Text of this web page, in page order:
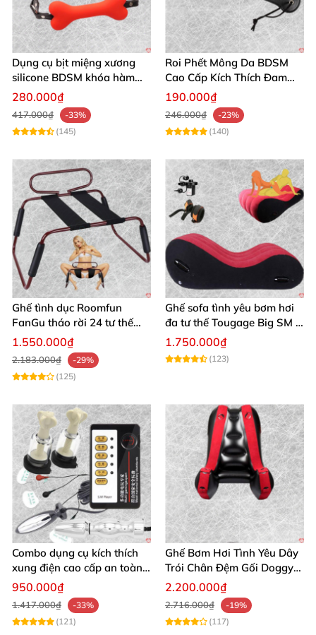
Dụng cụ bịt miệng xương
silicone BDSM khóa hàm
kích thích chơi
280.000₫
417.000₫
-33%
(145)
Roi Phết Mông Da BDSM
Cao Cấp Kích Thích Đam
Mê Bạo Dâm
190.000₫
246.000₫
-23%
(140)
Ghế tình dục Roomfun
FanGu tháo rời 24 tư thế
đắm say, hỗ trợ tối ưu
1.550.000₫
2.183.000₫
-29%
(125)
Ghế sofa tình yêu bơm hơi
đa tư thế Tougage Big SM -
Cuộc yêu thăng hoa, nhanh
chóng mua
1.750.000₫
(123)
Combo dụng cụ kích thích
xung điện cao cấp an toàn
cho người lớn
950.000₫
1.417.000₫
-33%
(121)
Ghế Bơm Hơi Tình Yêu Dây
Trói Chân Đệm Gối Doggy
Nằm Sấp Kích Thích
2.200.000₫
2.716.000₫
-19%
(117)